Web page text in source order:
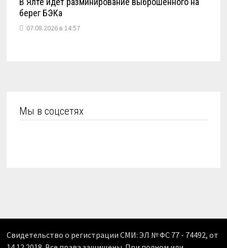
берег БЭКа
07.08.2026 в 14:57
Мы в соцсетях
Свидетельство о регистрации СМИ: ЭЛ № ФС 77 - 74492, от